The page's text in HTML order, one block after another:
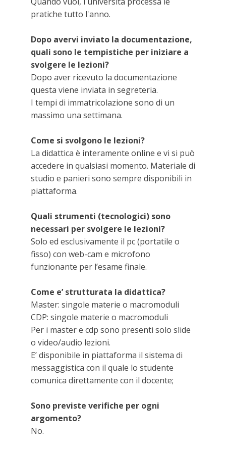
pratiche tutto l'anno.
Dopo avervi inviato la documentazione,
quali sono le tempistiche per iniziare a
svolgere le lezioni?
Dopo aver ricevuto la documentazione
questa viene inviata in segreteria.
I tempi di immatricolazione sono di un
massimo una settimana.
Come si svolgono le lezioni?
La didattica è interamente online e vi si può
accedere in qualsiasi momento. Materiale di
studio e panieri sono sempre disponibili in
piattaforma.
Quali strumenti (tecnologici) sono
necessari per svolgere le lezioni?
Solo ed esclusivamente il pc (portatile o
fisso) con web-cam e microfono
funzionante per l’esame finale.
Come e’ strutturata la didattica?
Master: singole materie o macromoduli
CDP: singole materie o macromoduli
Per i master e cdp sono presenti solo slide
o video/audio lezioni.
E’ disponibile in piattaforma il sistema di
messaggistica con il quale lo studente
comunica direttamente con il docente;
Sono previste verifiche per ogni
argomento?
No.